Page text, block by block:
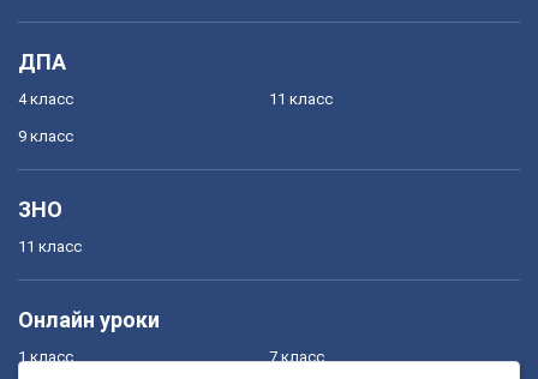
ДПА
4 класс
9 класс
11 класс
ЗНО
11 класс
Онлайн уроки
1 класс 7 класс